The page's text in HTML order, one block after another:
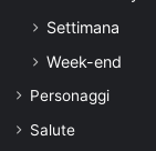
Settimana
Week-end
Personaggi
Salute